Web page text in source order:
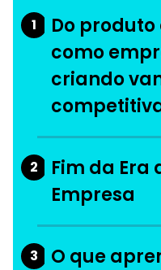
1
Do
como
criando
2
Fim da Era
Empresa
3
O que